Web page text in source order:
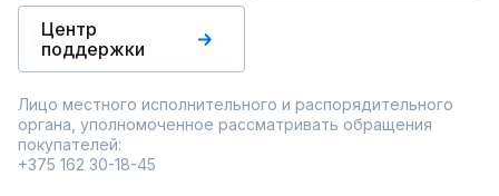
Центр
поддержки
Лицо местного исполнительного и распорядительного
органа, уполномоченное рассматривать обращения
покупателей:
+375 162 30-18-45